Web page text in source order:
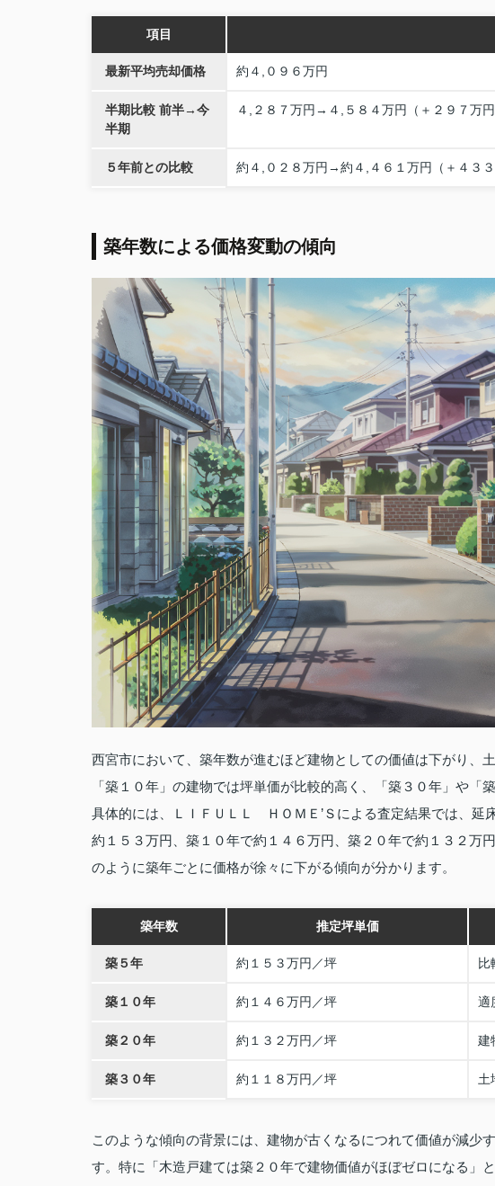
項目
最新平均売却価格 約４,０９６万円
半期比較 前半→今
半期
４,２８７万円→４,５８４万円（＋２９７万円
５年前との比較 約４,０２８万円→約４,４６１万円（＋４３３
築年数による価格変動の傾向
西宮市において、築年数が進むほど建物としての価値は下がり、
「築１０年」の建物では坪単価が比較的高く、「築３０年」や「
具体的には、ＬＩＦＵＬＬ ＨＯＭＥ’Ｓによる査定結果では、延
約１５３万円、築１０年で約１４６万円、築２０年で約１３２万
のように築年ごとに価格が徐々に下がる傾向が分かります。
築年数 推定坪単価
築５年 約１５３万円／坪 比
築１０年 約１４６万円／坪 適
築２０年 約１３２万円／坪 建
築３０年 約１１８万円／坪 土
このような傾向の背景には、建物が古くなるにつれて価値が減少
す。特に「木造戸建ては築２０年で建物価値がほぼゼロになる」